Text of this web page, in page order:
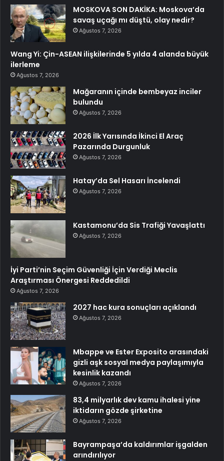
MOSKOVA SON DAKİKA: Moskova’da
savaş uçağı mı düştü, olay nedir?
Ağustos 7, 2026
Wang Yi: Çin-ASEAN ilişkilerinde 5 yılda 4 alanda büyük
ilerleme
Ağustos 7, 2026
Mağaranın içinde bembeyaz inciler
bulundu
Ağustos 7, 2026
2026 İlk Yarısında İkinci El Araç
Pazarında Durgunluk
Ağustos 7, 2026
Hatay’da Sel Hasarı İncelendi
Ağustos 7, 2026
Kastamonu’da Sis Trafiği Yavaşlattı
Ağustos 7, 2026
İyi Parti’nin Seçim Güvenliği İçin Verdiği Meclis
Araştırması Önergesi Reddedildi
Ağustos 7, 2026
2027 hac kura sonuçları açıklandı
Ağustos 7, 2026
Mbappe ve Ester Exposito arasındaki
gizli aşk sosyal medya paylaşımıyla
kesinlik kazandı
Ağustos 7, 2026
83,4 milyarlık dev kamu ihalesi yine
iktidarın gözde şirketine
Ağustos 7, 2026
Bayrampaşa’da kaldırımlar işgalden
arındırılıyor